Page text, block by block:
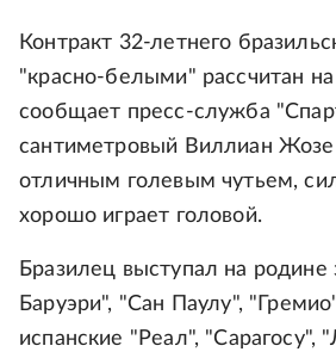
Контракт 32-летнего
"красно-белыми" рассчитан на
сообщает пресс-служба
сантиметровый Виллиан
отличным голевым чутьем,
хорошо играет головой.
Бразилец выступал на родине
Баруэри", "Сан Паулу",
испанские "Реал", "Сарагосу",